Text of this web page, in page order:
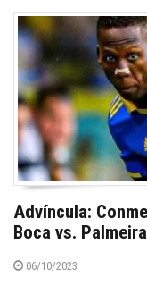
Advíncula:
Boca vs.
06/10/2023